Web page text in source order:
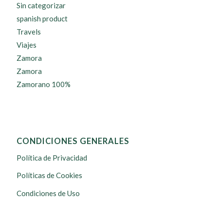
Sin categorizar
spanish product
Travels
Viajes
Zamora
Zamora
Zamorano 100%
CONDICIONES GENERALES
Política de Privacidad
Políticas de Cookies
Condiciones de Uso